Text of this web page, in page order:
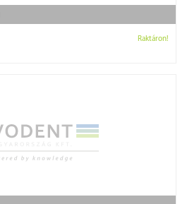
Raktáron!